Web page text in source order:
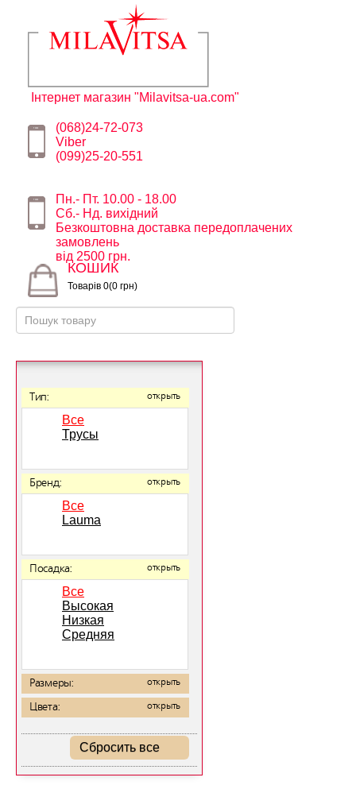
Інтернет магазин "Milavitsa-ua.com"
(068)24-72-073
Viber
(099)25-20-551
Пн.- Пт. 10.00 - 18.00
Сб.- Нд. вихідний
Безкоштовна доставка передоплачених
замовлень
від 2500 грн.
КОШИК
Товарів 0(0 грн)
Тип: открыть
Все
Трусы
Бренд: открыть
Все
Lauma
Посадка: открыть
Все
Высокая
Низкая
Средняя
Размеры: открыть
Цвета: открыть
Сбросить все